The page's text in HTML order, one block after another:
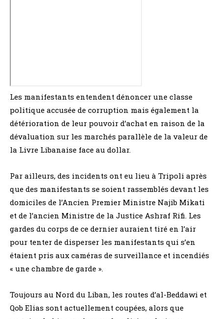
Les manifestants entendent dénoncer une classe
politique accusée de corruption mais également la
détérioration de leur pouvoir d’achat en raison de la
dévaluation sur les marchés parallèle de la valeur de
la Livre Libanaise face au dollar.
Par ailleurs, des incidents ont eu lieu à Tripoli après
que des manifestants se soient rassemblés devant les
domiciles de l’Ancien Premier Ministre Najib Mikati
et de l’ancien Ministre de la Justice Ashraf Rifi. Les
gardes du corps de ce dernier auraient tiré en l’air
pour tenter de disperser les manifestants qui s’en
étaient pris aux caméras de surveillance et incendiés
« une chambre de garde ».
Toujours au Nord du Liban, les routes d’al-Beddawi et
Qob Elias sont actuellement coupées, alors que